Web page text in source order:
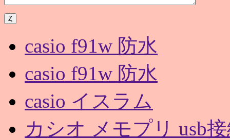
casio f91w 防水
casio f91w 防水
casio イスラム
カシオ メモプリ usb